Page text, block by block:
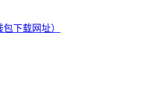
下载网址）